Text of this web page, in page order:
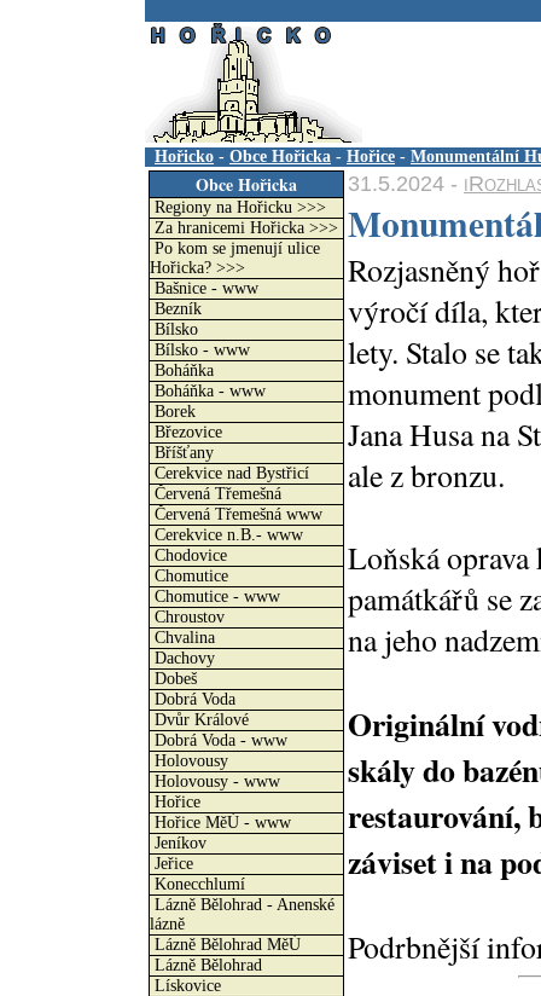
Hořicko - Obce Hořicka - Hořice - Monumentální
Obce Hořicka
Regiony na Hořicku >>>
Za hranicemi Hořicka >>>
Po kom se jmenují ulice
Hořicka? >>>
Bašnice - www
Bezník
Bílsko
Bílsko - www
Boháňka
Boháňka - www
Borek
Březovice
Bříšťany
Cerekvice nad Bystřicí
Červená Třemešná
Červená Třemešná www
Cerekvice n.B.- www
Chodovice
Chomutice
Chomutice - www
Chroustov
Chvalina
Dachovy
Dobeš
Dobrá Voda
Dvůr Králové
Dobrá Voda - www
Holovousy
Holovousy - www
Hořice
Hořice MěÚ - www
Jeníkov
Jeřice
Konecchlumí
Lázně Bělohrad - Anenské
lázně
Lázně Bělohrad MěÚ
Lázně Bělohrad
Lískovice
31.5.2024 -
Rozjasněný
výročí díla,
lety. Stalo se
monument
Jana Husa na
ale z bronzu.
Loňská
památkářů se
na jeho
Originální
skály do
restaurování,
záviset i na
Podrbnější